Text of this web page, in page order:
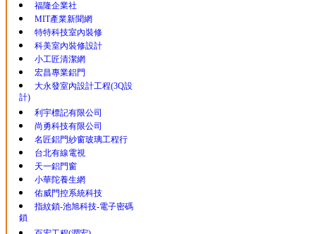
福隆企業社
MIT產業新聞網
特特科技室內裝修
科美室內裝修設計
小工匠清潔網
宏昌專業鋁門
大永發室內設計工程(3Q設
計)
利宇標記有限公司
尚勇科技有限公司
名匠鋁門紗窗玻璃工程行
台北有線電視
天一鋁門窗
小華陀養生網
佑威門控系統科技
指紋鎖-池旭科技-電子密碼
鎖